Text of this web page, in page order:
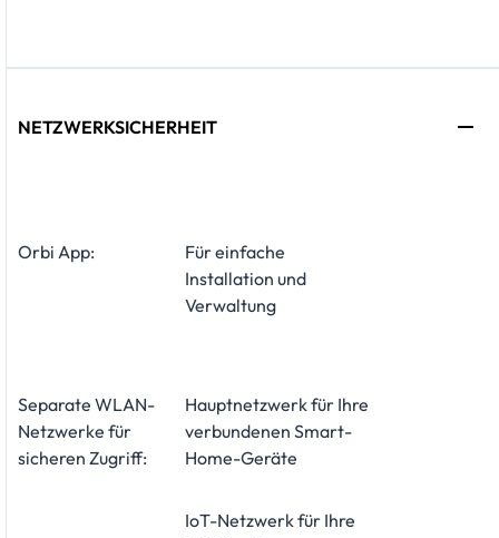
NETZWERKSICHERHEIT
Orbi App:
Für einfache
Installation und
Verwaltung
Separate WLAN-
Netzwerke für
sicheren Zugriff:
Hauptnetzwerk für Ihre
verbundenen Smart-
Home-Geräte
IoT-Netzwerk für Ihre